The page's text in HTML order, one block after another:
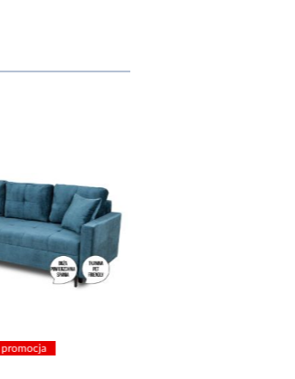
promocja